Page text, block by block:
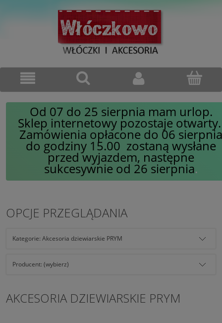
Od 07 do 25 sierpnia mam urlop.
Sklep internetowy pozostaje
Zamówienia opłacone do 06 sierpnia
do godziny 15.00 zostaną wysłane
przed wyjazdem, następne
sukcesywnie od 26 sierpnia.
OPCJE PRZEGLĄDANIA
Kategorie: Akcesoria dziewiarskie PRYM
Producent: (wybierz)
AKCESORIA DZIEWIARSKIE PRYM